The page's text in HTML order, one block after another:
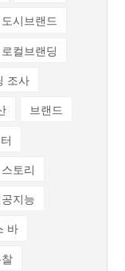
도시브랜드
로컬브랜딩
조사
브랜드
스토리
지능
바